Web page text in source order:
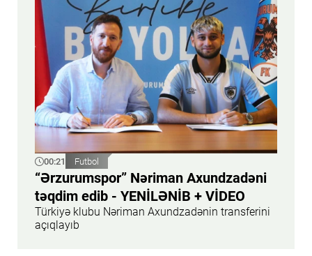
00:21 Futbol
“Ərzurumspor” Nəriman Axundzadəni
təqdim edib - YENİLƏNİB + VİDEO
Türkiyə klubu Nəriman Axundzadənin transferini
açıqlayıb